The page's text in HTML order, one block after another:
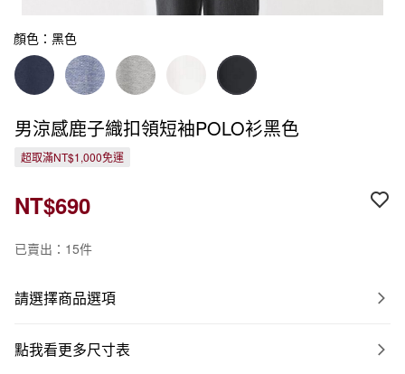
顏色：黑色
男涼感鹿子織扣領短袖POLO衫黑色
超取滿NT$1,000免運
NT$690
已賣出：15件
請選擇商品選項
點我看更多尺寸表